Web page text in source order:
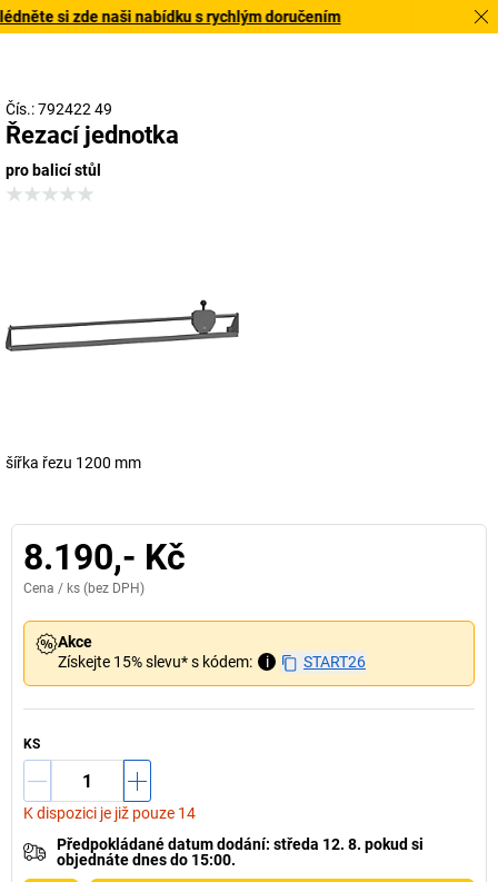
si zde naši nabídku s rychlým doručením
Čís.: 792422 49
Řezací jednotka
pro balicí stůl
šířka řezu 1200 mm
8.190,- Kč
Cena / ks (bez DPH)
Akce
Získejte 15% slevu* s kódem:
i START26
KS
K dispozici je již pouze 14
Předpokládané datum dodání: středa 12. 8. pokud si
objednáte dnes do 15:00.